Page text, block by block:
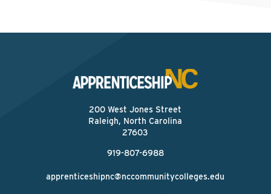
200 West Jones Street
Raleigh, North Carolina
27603
919-807-6988
apprenticeshipnc@nccommunitycolleges.edu